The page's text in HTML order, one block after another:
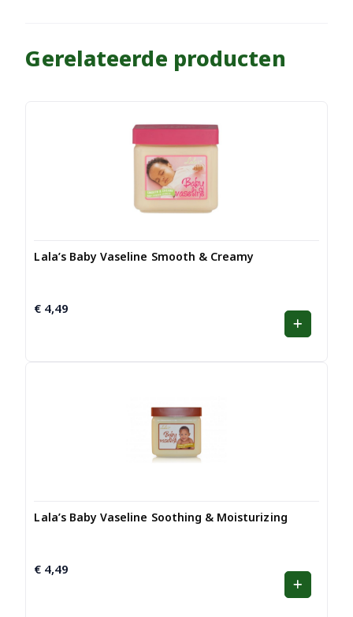
Gerelateerde producten
Lala’s Baby Vaseline Smooth & Creamy
€ 4,49
Lala’s Baby Vaseline Soothing & Moisturizing
€ 4,49